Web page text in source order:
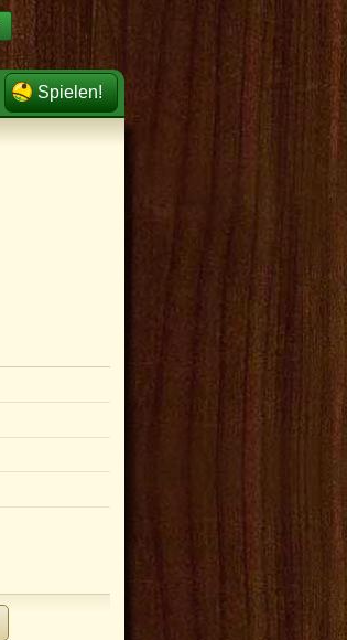
Spielen!